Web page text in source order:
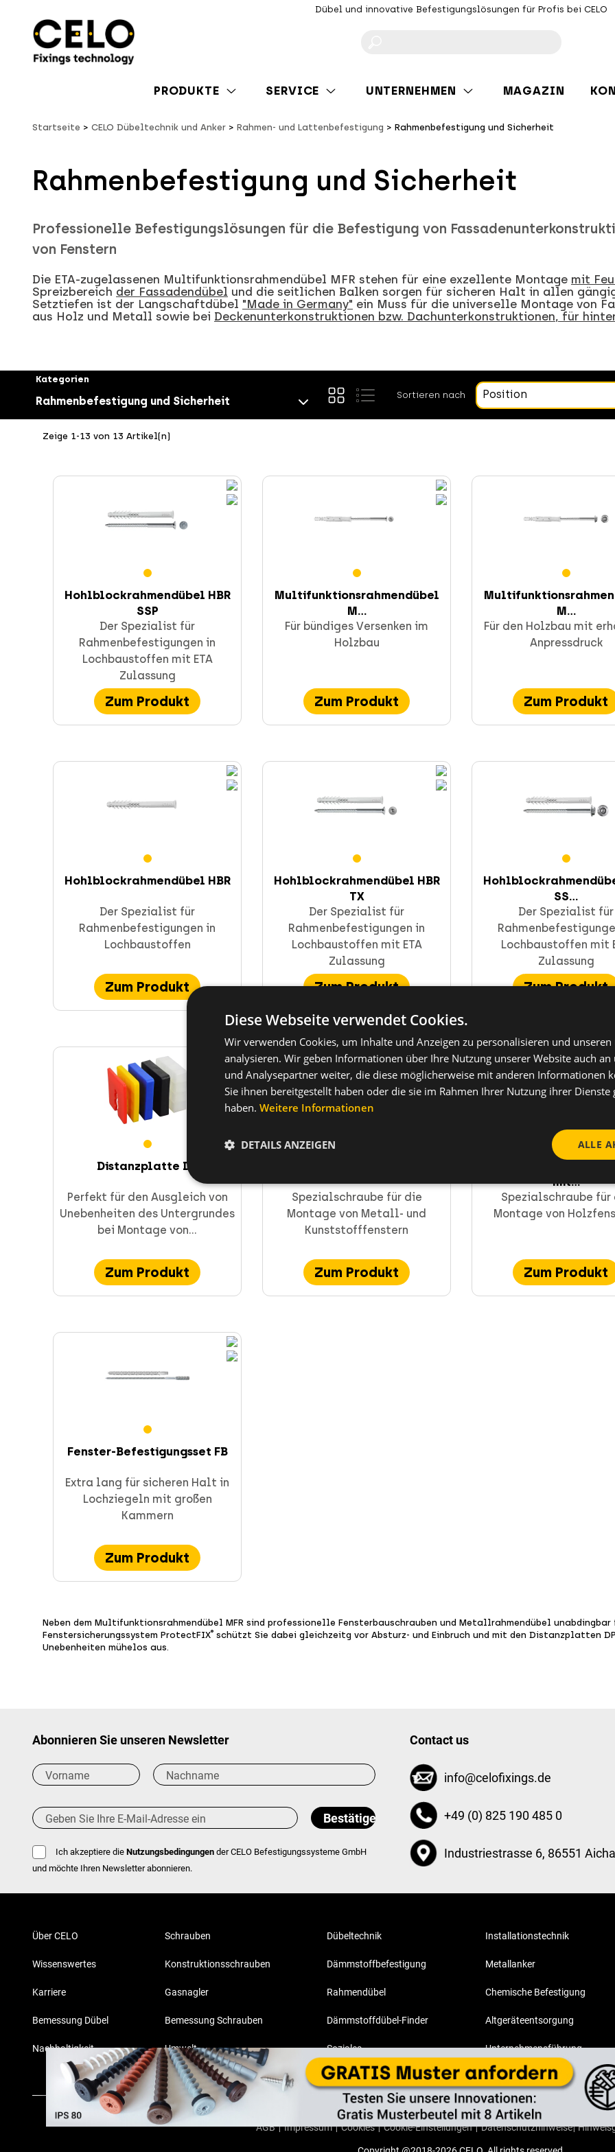
Dübel und innovative Befestigungslösungen für Profis bei CELO
PRODUKTE SERVICE UNTERNEHMEN MAGAZIN
Startseite CELO Dübeltechnik und Anker Rahmen- und Lattenbefestigung Rahmenbefestigung und Sicherheit
Rahmenbefestigung und Sicherheit
Professionelle Befestigungslösungen für die Befestigung von
von Fenstern
Die ETA-zugelassenen Multifunktionsrahmendübel MFR stehen für eine exzellente Montage mit
Spreizbereich der Fassadendübel und die seitlichen Balken sorgen für sicheren Halt in allen
Setztiefen ist der Langschaftdübel "Made in Germany" ein Muss für die universelle Montage von
aus Holz und Metall sowie bei Deckenunterkonstruktionen bzw. Dachunterkonstruktionen, für
Sortieren nach Position
Kategorien
Rahmenbefestigung und Sicherheit
Schrauben
CELO Dübeltechnik und Anker
Veraltete Produkte
Schnellbefestigung
Zeige 1-13 von 13 Artikel(n)
Hohlblockrahmendübel HBR
SSP
Der Spezialist für
Rahmenbefestigungen in
Lochbaustoffen mit ETA
Zulassung
Zum Produkt
Multifunktionsrahmendübel
M...
Für bündiges Versenken im
Holzbau
Zum Produkt
M...
Für den Holzbau mit
Anpressdruck
Zum Produkt
Hohlblockrahmendübel HBR
Der Spezialist für
Rahmenbefestigungen in
Lochbaustoffen
Zum Produkt
Hohlblockrahmendübel HBR
TX
Der Spezialist für
Rahmenbefestigungen in
Lochbaustoffen mit ETA
Zulassung
Zum Produkt
SS...
Der Spezialist für
Lochbaustoffen mit
Zulassung
Zum Produkt
Distanzplatte DP
Perfekt für den Ausgleich von
Unebenheiten des Untergrundes
bei Montage von...
Zum Produkt
Spezialschraube für die
Montage von Metall- und
Kunststofffenstern
Zum Produkt
mit...
Spezialschraube für
Montage von
Zum Produkt
Fenster-Befestigungsset FB
Extra lang für sicheren Halt in
Lochziegeln mit großen
Kammern
Zum Produkt
Neben dem Multifunktionsrahmendübel MFR sind professionelle Fensterbauschrauben und Metallrahmendübel
Fenstersicherungssystem ProtectFIX® schützt Sie dabei gleichzeitg vor Absturz- und Einbruch und mit den Distanzplatten
Unebenheiten mühelos aus.
Abonnieren Sie unseren Newsletter
Ich akzeptiere die Nutzungsbedingungen der CELO Befestigungssysteme GmbH
und möchte Ihren Newsletter abonnieren.
Contact us
info@celofixings.de
+49 (0) 825 190 485 0
Industriestrasse 6, 86551
Über CELO
Wissenswertes
Karriere
Bemessung Dübel
Nachhaltigkeit
Schrauben
Konstruktionsschrauben
Gasnagler
Bemessung Schrauben
Umwelt
Dübeltechnik
Dämmstoffbefestigung
Rahmendübel
Dämmstoffdübel-Finder
Soziales
Installationstechnik
Metallanker
Chemische Befestigung
Altgeräteentsorgung
Unternehmensführung
AGB | Impressum | Cookies | Cookie-Einstellungen | Datenschutzhinweise|
Diese Webseite verwendet Cookies.
Wir verwenden Cookies, um Inhalte und Anzeigen zu personalisieren und
analysieren. Wir geben Informationen über Ihre Nutzung unserer Website auch an
und Analysepartner weiter, die diese möglicherweise mit anderen Informationen
Sie ihnen bereitgestellt haben oder die sie im Rahmen Ihrer Nutzung ihrer Dienste
haben. Weitere Informationen
ALLE
DETAILS ANZEIGEN